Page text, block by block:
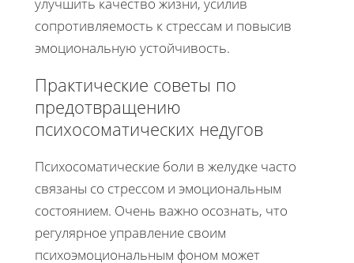
сопротивляемость к стрессам и повысив
эмоциональную устойчивость.
Практические советы по
предотвращению
психосоматических недугов
Психосоматические боли в желудке часто
связаны со стрессом и эмоциональным
состоянием. Очень важно осознать, что
регулярное управление своим
психоэмоциональным фоном может